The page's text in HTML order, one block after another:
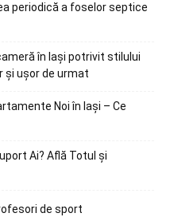
periodică a foselor septice
în Iași potrivit stilului
și ușor de urmat
Noi în Iași – Ce
Ai? Află Totul și
de sport